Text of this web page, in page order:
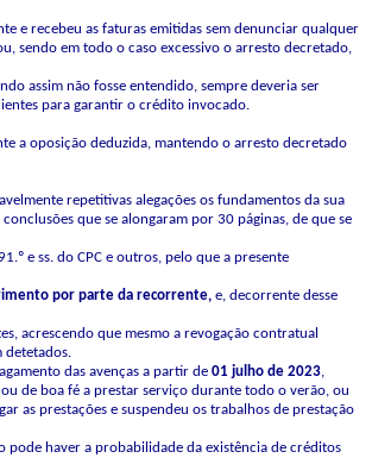
e recebeu as faturas emitidas sem denunciar qualquer
sendo em todo o caso excessivo o arresto decretado,
assim não fosse entendido, sempre deveria ser
para garantir o crédito invocado.
a oposição deduzida, mantendo o arresto decretado
repetitivas alegações os fundamentos da sua
que se alongaram por 30 páginas, de que se
e ss. do CPC e outros, pelo que a presente
por parte da recorrente, e, decorrente desse
acrescendo que mesmo a revogação contratual
detetados.
das avenças a partir de 01 julho de 2023,
de boa fé a prestar serviço durante todo o verão, ou
as prestações e suspendeu os trabalhos de prestação
haver a probabilidade da existência de créditos